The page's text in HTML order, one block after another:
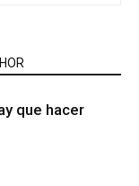
que hacer